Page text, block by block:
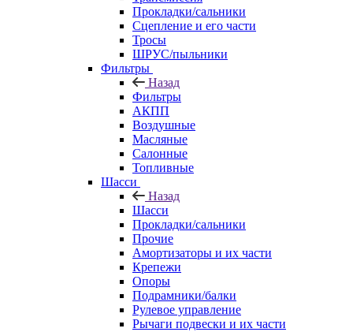
Прокладки/сальники
Сцепление и его части
Тросы
ШРУС/пыльники
Фильтры
Назад
Фильтры
АКПП
Воздушные
Масляные
Салонные
Топливные
Шасси
Назад
Шасси
Прокладки/сальники
Прочие
Амортизаторы и их части
Крепежи
Опоры
Подрамники/балки
Рулевое управление
Рычаги подвески и их части